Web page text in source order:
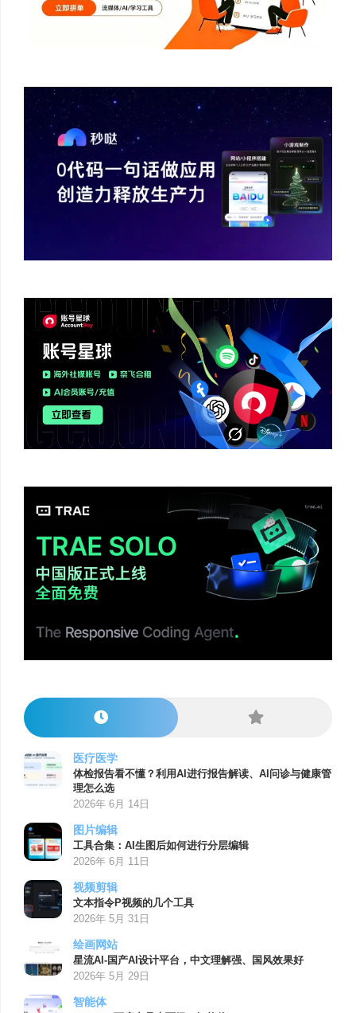
医疗医学
体检报告看不懂？利用AI进行报告解读、AI问诊与健康管
理怎么选
2026年 6月 14日
图片编辑
工具合集：AI生图后如何进行分层编辑
2026年 6月 11日
视频剪辑
文本指令P视频的几个工具
2026年 5月 31日
绘画网站
星流AI-国产AI设计平台，中文理解强、国风效果好
2026年 5月 29日
智能体